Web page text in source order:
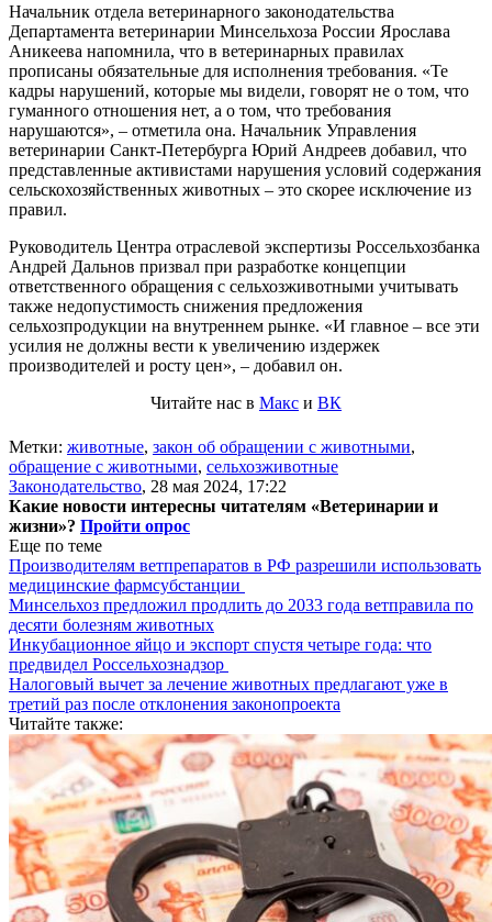
Начальник отдела ветеринарного законодательства
Департамента ветеринарии Минсельхоза России Ярослава
Аникеева напомнила, что в ветеринарных правилах
прописаны обязательные для исполнения требования. «Те
кадры нарушений, которые мы видели, говорят не о том, что
гуманного отношения нет, а о том, что требования
нарушаются», – отметила она. Начальник Управления
ветеринарии Санкт-Петербурга Юрий Андреев добавил, что
представленные активистами нарушения условий содержания
сельскохозяйственных животных – это скорее исключение из
правил.
Руководитель Центра отраслевой экспертизы Россельхозбанка
Андрей Дальнов призвал при разработке концепции
ответственного обращения с сельхозживотными учитывать
также недопустимость снижения предложения
сельхозпродукции на внутреннем рынке. «И главное – все эти
усилия не должны вести к увеличению издержек
производителей и росту цен», – добавил он.
Читайте нас в Макс и ВК
Метки: животные, закон об обращении с животными,
обращение с животными, сельхозживотные
Законодательство, 28 мая 2024, 17:22
Какие новости интересны читателям «Ветеринарии и
жизни»? Пройти опрос
Еще по теме
Производителям ветпрепаратов в РФ разрешили использовать
медицинские фармсубстанции
Минсельхоз предложил продлить до 2033 года ветправила по
десяти болезням животных
Инкубационное яйцо и экспорт спустя четыре года: что
предвидел Россельхознадзор
Налоговый вычет за лечение животных предлагают уже в
третий раз после отклонения законопроекта
Читайте также: